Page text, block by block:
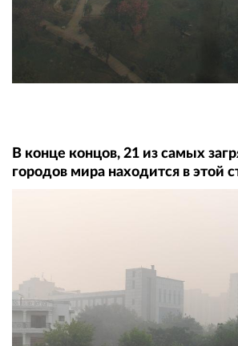
В конце концов, 21 из самых
городов мира находится в этой